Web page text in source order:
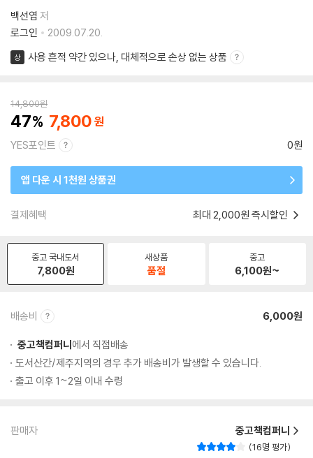
백선엽 저
로그인
2009.07.20.
상 사용 흔적 약간 있으나, 대체적으로 손상 없는 상품
14,800원
47 7,800
YES포인트 0원
앱 다운 시 1천원 상품권
결제혜택 최대 2,000원 즉시할인
중고 국내도서
7,800원
새상품
품절
중고
6,100원~
배송비 6,000원
중고책컴퍼니에서 직접배송
도서산간/제주지역의 경우 추가 배송비가 발생할 수 있습니다.
출고 이후 1~2일 이내 수령
판매자 중고책컴퍼니
16명 평가